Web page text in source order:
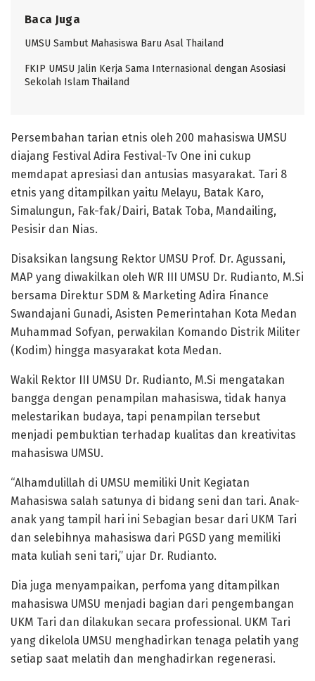
Baca Juga
UMSU Sambut Mahasiswa Baru Asal Thailand
FKIP UMSU Jalin Kerja Sama Internasional dengan Asosiasi
Sekolah Islam Thailand
Persembahan tarian etnis oleh 200 mahasiswa UMSU
diajang Festival Adira Festival-Tv One ini cukup
memdapat apresiasi dan antusias masyarakat. Tari 8
etnis yang ditampilkan yaitu Melayu, Batak Karo,
Simalungun, Fak-fak/Dairi, Batak Toba, Mandailing,
Pesisir dan Nias.
Disaksikan langsung Rektor UMSU Prof. Dr. Agussani,
MAP yang diwakilkan oleh WR III UMSU Dr. Rudianto, M.Si
bersama Direktur SDM & Marketing Adira Finance
Swandajani Gunadi, Asisten Pemerintahan Kota Medan
Muhammad Sofyan, perwakilan Komando Distrik Militer
(Kodim) hingga masyarakat kota Medan.
Wakil Rektor III UMSU Dr. Rudianto, M.Si mengatakan
bangga dengan penampilan mahasiswa, tidak hanya
melestarikan budaya, tapi penampilan tersebut
menjadi pembuktian terhadap kualitas dan kreativitas
mahasiswa UMSU.
“Alhamdulillah di UMSU memiliki Unit Kegiatan
Mahasiswa salah satunya di bidang seni dan tari. Anak-
anak yang tampil hari ini Sebagian besar dari UKM Tari
dan selebihnya mahasiswa dari PGSD yang memiliki
mata kuliah seni tari,” ujar Dr. Rudianto.
Dia juga menyampaikan, perfoma yang ditampilkan
mahasiswa UMSU menjadi bagian dari pengembangan
UKM Tari dan dilakukan secara professional. UKM Tari
yang dikelola UMSU menghadirkan tenaga pelatih yang
setiap saat melatih dan menghadirkan regenerasi.